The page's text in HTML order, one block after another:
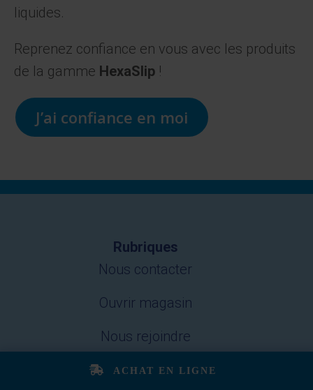
liquides.
Reprenez confiance en vous avec les produits
de la gamme HexaSlip !
J’ai confiance en moi
Rubriques
Nous contacter
Ouvrir magasin
Nous rejoindre
Groupe
ACHAT EN LIGNE